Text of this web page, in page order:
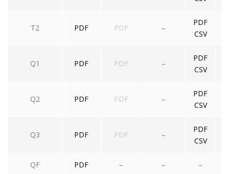
T2 PDF PDF –
PDF
CSV
Q1 PDF PDF –
PDF
CSV
Q2 PDF PDF –
PDF
CSV
Q3 PDF PDF –
PDF
CSV
QF PDF – – –